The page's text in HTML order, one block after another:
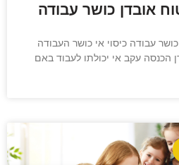
אובדן כושר עבודה
עבודה כיסוי אי כושר העבודה
הכנסה עקב אי יכולתו לעבוד באם